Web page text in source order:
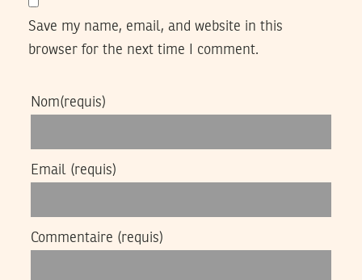
Save my name, email, and website in this
browser for the next time I comment.
Nom(requis)
Email (requis)
Commentaire (requis)